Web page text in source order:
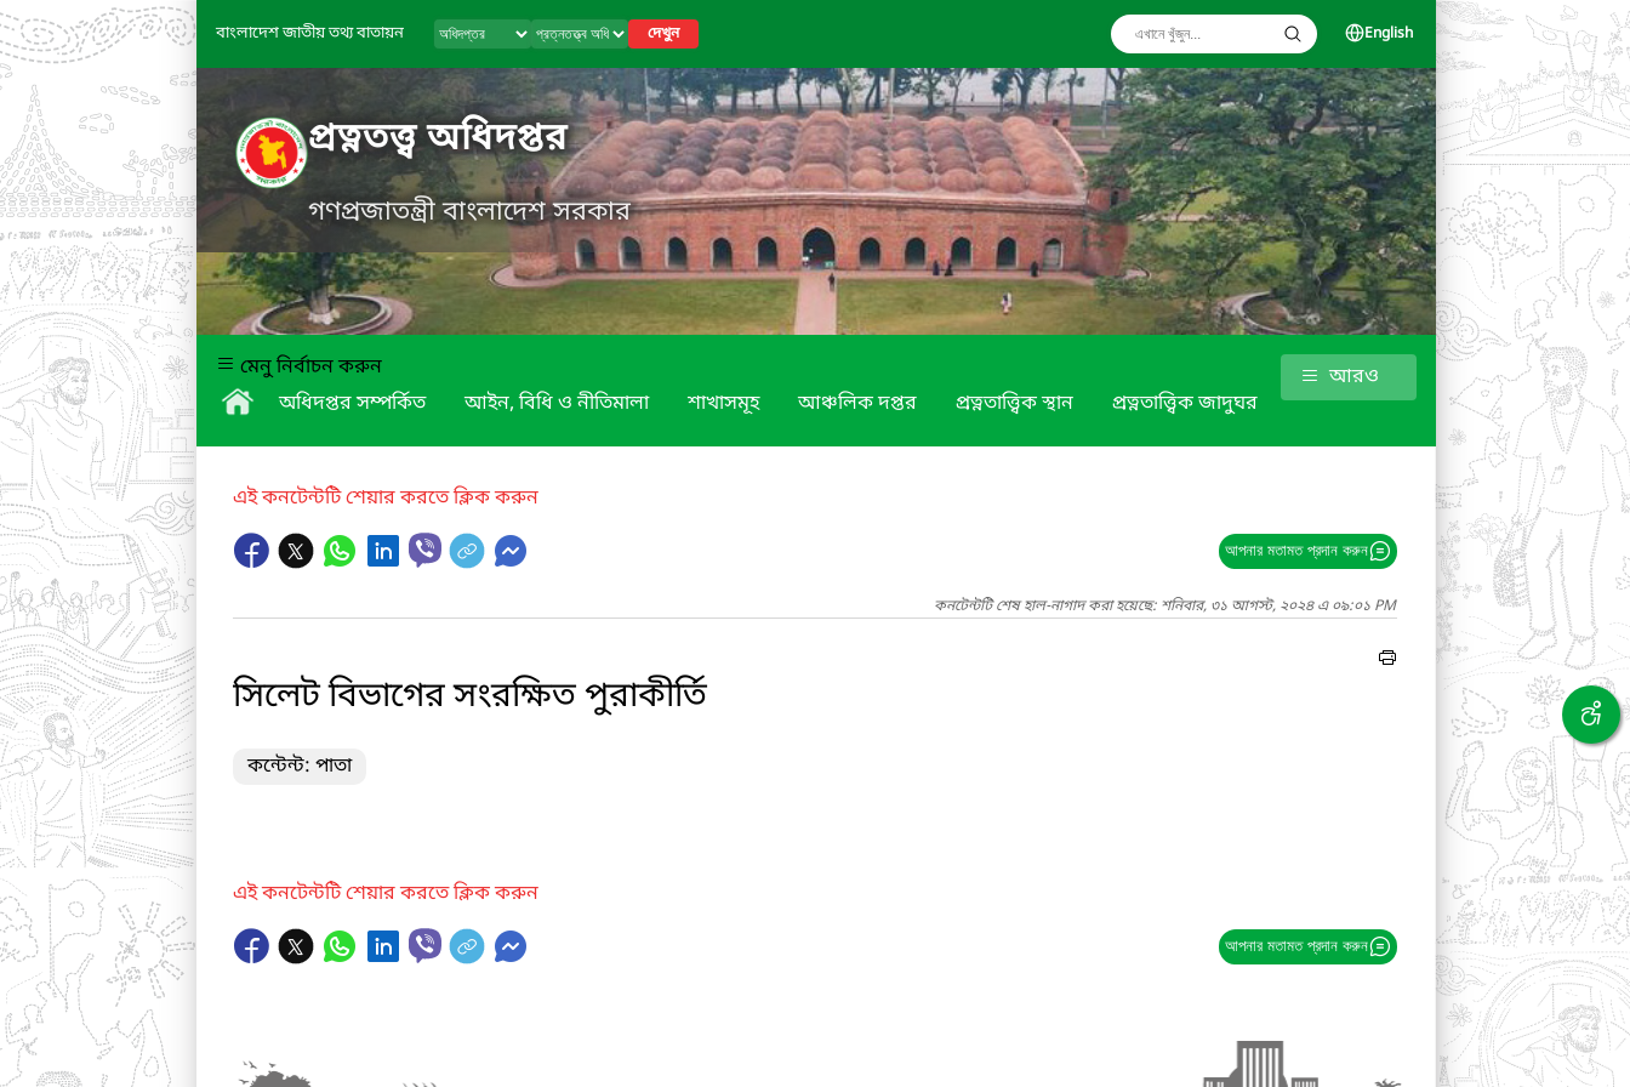
বাংলাদেশ জাতীয় তথ্য বাতায়ন দেখুন English
প্রত্নতত্ত্ব অধিদপ্তর
গণপ্রজাতন্ত্রী বাংলাদেশ সরকার
মেনু নির্বাচন করুন
অধিদপ্তর সম্পর্কিত
আইন, বিধি ও নীতিমালা শাখাসমূহ আঞ্চলিক দপ্তর প্রত্নতাত্ত্বিক স্থান প্রত্নতাত্ত্বিক জাদুঘর
আরও
এই কনটেন্টটি শেয়ার করতে ক্লিক করুন
আপনার মতামত প্রদান করুন
কনটেন্টটি শেষ হাল-নাগাদ করা হয়েছে: শনিবার, ৩১ আগস্ট, ২০২৪ এ ০৯:০১ PM
সিলেট বিভাগের সংরক্ষিত পুরাকীর্তি
কন্টেন্ট: পাতা
এই কনটেন্টটি শেয়ার করতে ক্লিক করুন
আপনার মতামত প্রদান করুন